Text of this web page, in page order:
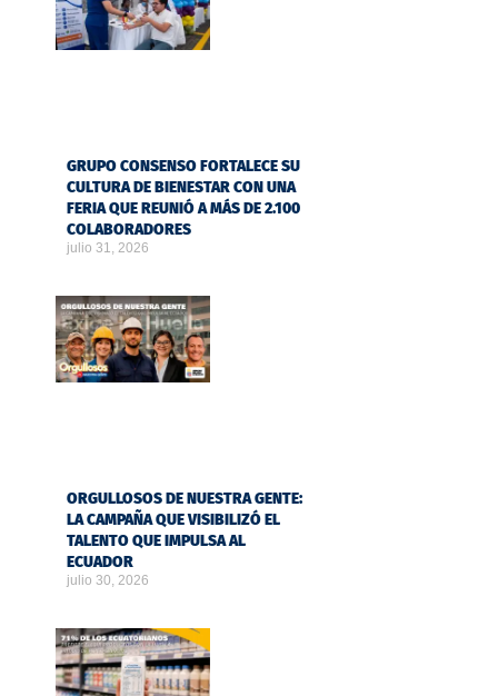
GRUPO CONSENSO FORTALECE SU
CULTURA DE BIENESTAR CON UNA
FERIA QUE REUNIÓ A MÁS DE 2.100
COLABORADORES
julio 31, 2026
ORGULLOSOS DE NUESTRA GENTE:
LA CAMPAÑA QUE VISIBILIZÓ EL
TALENTO QUE IMPULSA AL
ECUADOR
julio 30, 2026